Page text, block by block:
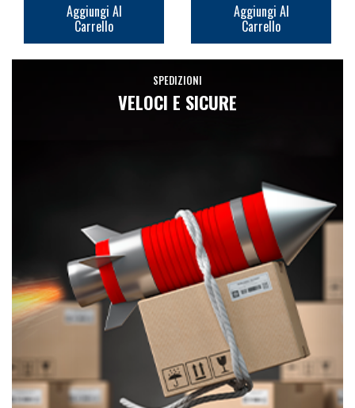
Aggiungi Al
Carrello
Aggiungi Al
Carrello
SPEDIZIONI
VELOCI E SICURE